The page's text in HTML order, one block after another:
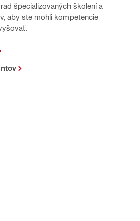
špecializovaných školení a
aby ste mohli kompetencie